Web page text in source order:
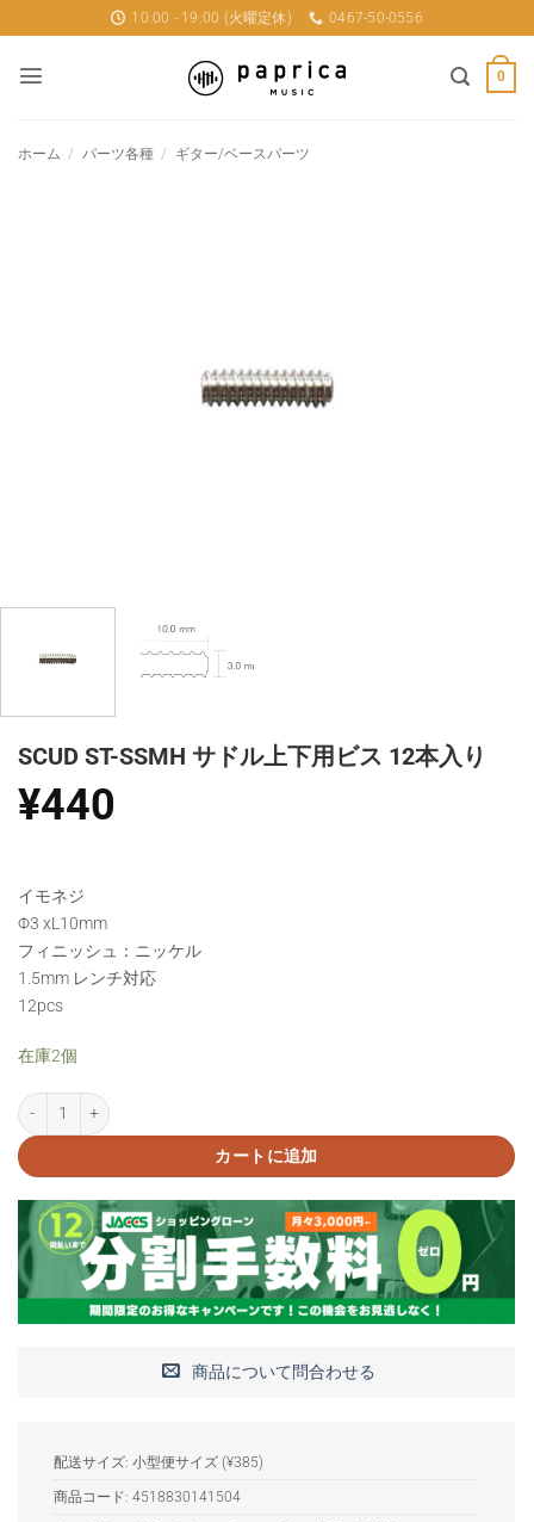
to
content
10:00 - 19:00 (火曜定休) 0467-50-0556
0
ホーム / パーツ各種 / ギター/ベースパーツ
SCUD ST-SSMH サドル上下用ビス 12本入り
¥440
イモネジ
Φ3 xL10mm
フィニッシュ：ニッケル
1.5mm レンチ対応
12pcs
在庫2個
SCUD ST-SSMH サドル上下用ビス 12本入り個
カートに追加
商品について問合わせる
配送サイズ: 小型便サイズ (¥385)
商品コード: 4518830141504